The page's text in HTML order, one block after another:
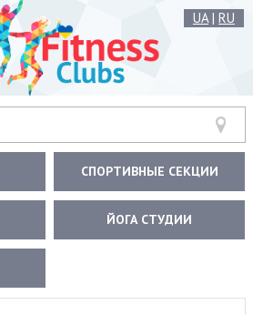
UA| RU
СПОРТИВНЫЕ СЕКЦИИ
ЙОГА СТУДИИ